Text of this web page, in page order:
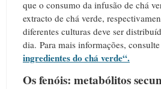
que o consumo da infusão de chá
extracto de chá verde,
diferentes culturas deve ser
dia. Para mais informações,
ingredientes do chá verde“.
Os fenóis: metabólitos